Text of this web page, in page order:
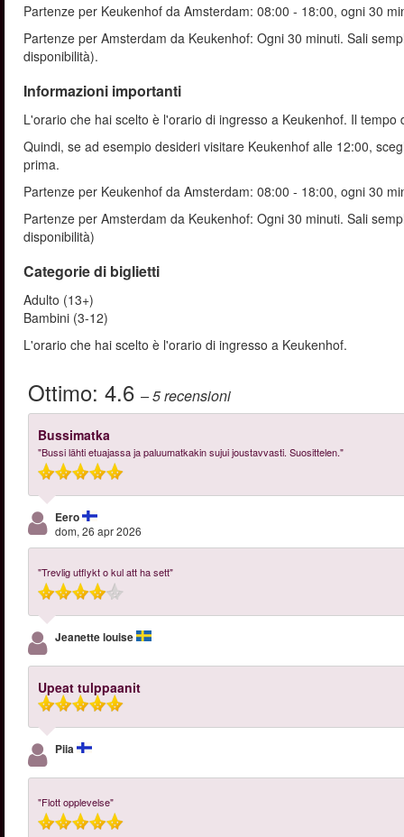
Partenze per Keukenhof da Amsterdam: 08:00 - 18:00, ogni 30
Partenze per Amsterdam da Keukenhof: Ogni 30 minuti. Sali
disponibilità).
Informazioni importanti
L'orario che hai scelto è l'orario di ingresso a Keukenhof. Il
Quindi, se ad esempio desideri visitare Keukenhof alle 12:00,
prima.
Partenze per Keukenhof da Amsterdam: 08:00 - 18:00, ogni 30
Partenze per Amsterdam da Keukenhof: Ogni 30 minuti. Sali
disponibilità)
Categorie di biglietti
Adulto (13+)
Bambini (3-12)
L'orario che hai scelto è l'orario di ingresso a Keukenhof.
Ottimo: 4.6 – 5recensioni
Bussimatka
"Bussi lähti etuajassa ja paluumatkakin sujui joustavvasti. Suosittelen."
Eero
dom, 26 apr 2026
"Trevlig utflykt o kul att ha sett"
Jeanette louise
Upeat tulppaanit
Piia
"Flott opplevelse"